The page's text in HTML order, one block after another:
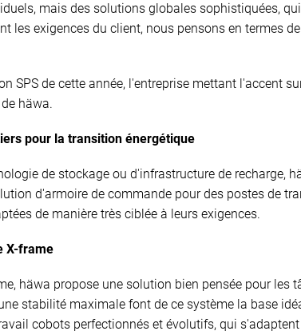
mais des solutions globales sophistiquées,
les exigences du client, nous pensons en termes
SPS de cette année, l'entreprise mettant l'accent
häwa.
pour la transition énergétique
de stockage ou d'infrastructure de recharge,
d'armoire de commande pour des postes de
de manière très ciblée à leurs exigences.
X-frame
häwa propose une solution bien pensée pour
stabilité maximale font de ce système la base
cobots perfectionnés et évolutifs, qui